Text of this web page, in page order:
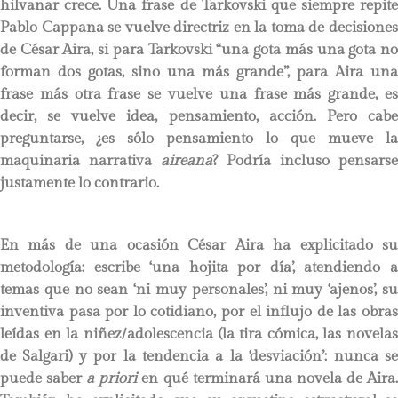
hilvanar crece. Una frase de Tarkovski que siempre repite
Pablo Cappana se vuelve directriz en la toma de decisiones
de César Aira, si para Tarkovski “una gota más una gota no
forman dos gotas, sino una más grande”, para Aira una
frase más otra frase se vuelve una frase más grande, es
decir, se vuelve idea, pensamiento, acción. Pero cabe
preguntarse, ¿es sólo pensamiento lo que mueve la
maquinaria narrativa aireana? Podría incluso pensarse
justamente lo contrario.
En más de una ocasión César Aira ha explicitado su
metodología: escribe ‘una hojita por día’, atendiendo a
temas que no sean ‘ni muy personales’, ni muy ‘ajenos’, su
inventiva pasa por lo cotidiano, por el influjo de las obras
leídas en la niñez/adolescencia (la tira cómica, las novelas
de Salgari) y por la tendencia a la ‘desviación’: nunca se
puede saber a priorien qué terminará una novela de Aira.